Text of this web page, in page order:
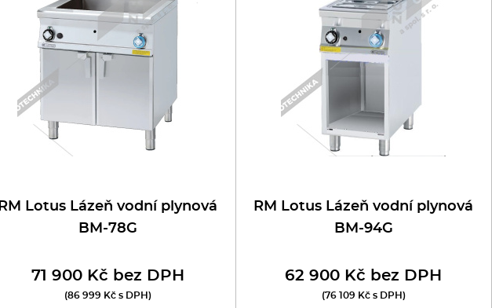
RM Lotus Lázeň vodní plynová
BM-78G
71 900 Kč bez DPH
(86 999 Kč s DPH)
RM Lotus Lázeň vodní plynová
BM-94G
62 900 Kč bez DPH
(76 109 Kč s DPH)